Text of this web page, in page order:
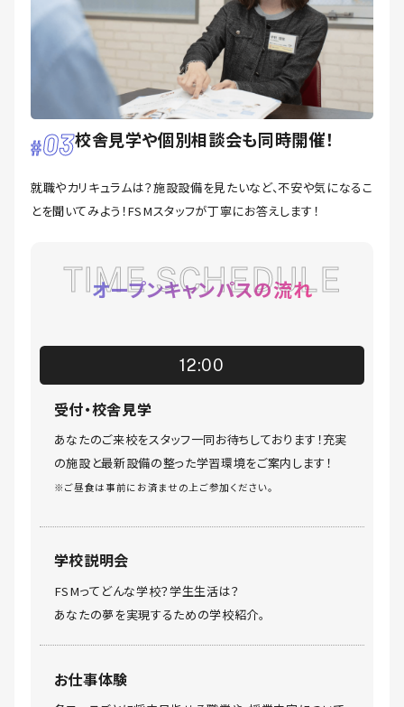
03校舎見学や個別相談会も同時開催！
就職やカリキュラムは？施設設備を見たいなど、不安や気になるこ
とを聞いてみよう！FSMスタッフが丁寧にお答えします！
TIME SCHEDULE
オープンキャンパスの流れ
12:00
受付・校舎見学
あなたのご来校をスタッフ一同お待ちしております！充実
の施設と最新設備の整った学習環境をご案内します！
※ご昼食は事前にお済ませの上ご参加ください。
学校説明会
FSMってどんな学校？学生生活は？
あなたの夢を実現するための学校紹介。
お仕事体験